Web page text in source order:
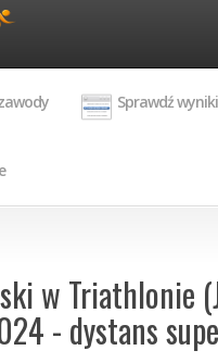
Sprawdź wyniki
w Triathlonie
- dystans